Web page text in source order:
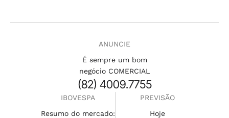
ANUNCIE
É sempre um bom
negócio COMERCIAL
(82) 4009.7755
IBOVESPA
Resumo do mercado:
PREVISÃO
Hoje